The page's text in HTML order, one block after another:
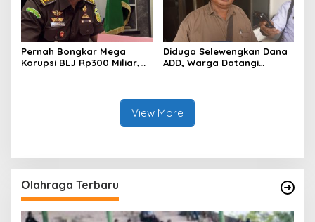
Pernah Bongkar Mega
Korupsi BLJ Rp300 Miliar,
Diduga Selewengkan Dana
ADD, Warga Datangi
View More
Olahraga Terbaru